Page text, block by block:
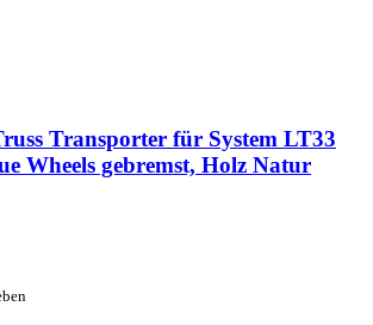
Transporter für System LT33
Wheels gebremst, Holz Natur